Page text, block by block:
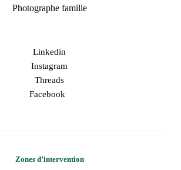
Photographe famille
Linkedin
Instagram
Threads
Facebook
Zones d’intervention